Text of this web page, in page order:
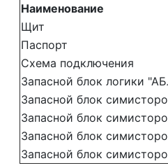
Наименование
Щит
Паспорт
Схема подключения
Запасной блок логики
Запасной блок
Запасной блок
Запасной блок
Запасной блок